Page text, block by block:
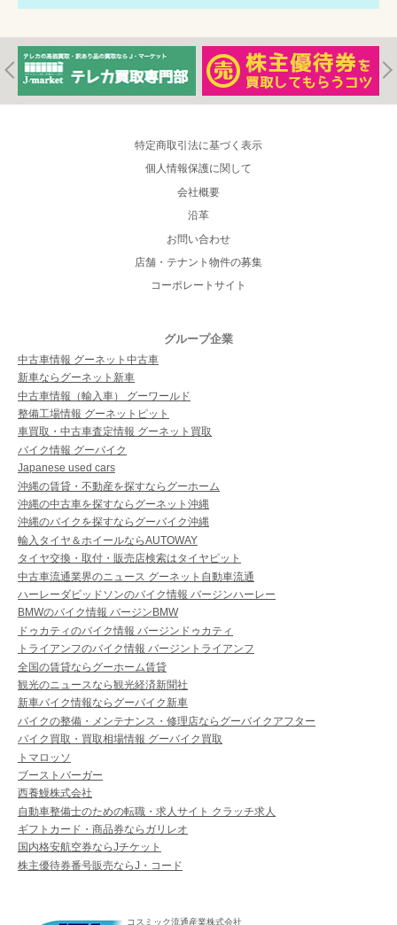
特定商取引法に基づく表示
個人情報保護に関して
会社概要
沿革
お問い合わせ
店舗・テナント物件の募集
コーポレートサイト
グループ企業
中古車情報 グーネット中古車
新車ならグーネット新車
中古車情報（輸入車） グーワールド
整備工場情報 グーネットピット
車買取・中古車査定情報 グーネット買取
バイク情報 グーバイク
Japanese used cars
沖縄の賃貸・不動産を探すならグーホーム
沖縄の中古車を探すならグーネット沖縄
沖縄のバイクを探すならグーバイク沖縄
輸入タイヤ＆ホイールならAUTOWAY
タイヤ交換・取付・販売店検索はタイヤピット
中古車流通業界のニュース グーネット自動車流通
ハーレーダビッドソンのバイク情報 バージンハーレー
BMWのバイク情報 バージンBMW
ドゥカティのバイク情報 バージンドゥカティ
トライアンフのバイク情報 バージントライアンフ
全国の賃貸ならグーホーム賃貸
観光のニュースなら観光経済新聞社
新車バイク情報ならグーバイク新車
バイクの整備・メンテナンス・修理店ならグーバイクアフター
バイク買取・買取相場情報 グーバイク買取
トマロッソ
ブーストバーガー
西養鰻株式会社
自動車整備士のための転職・求人サイト クラッチ求人
ギフトカード・商品券ならガリレオ
国内格安航空券ならJチケット
株主優待券番号販売ならJ・コード
コスミック流通産業株式会社